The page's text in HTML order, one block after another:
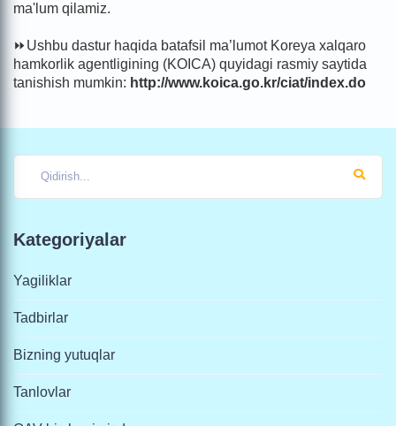
ma'lum qilamiz.
⏩Ushbu dastur haqida batafsil ma’lumot Koreya xalqaro
hamkorlik agentligining (KOICA) quyidagi rasmiy saytida
tanishish mumkin: http://www.koica.go.kr/ciat/index.do
Kategoriyalar
Yagiliklar
Tadbirlar
Bizning yutuqlar
Tanlovlar